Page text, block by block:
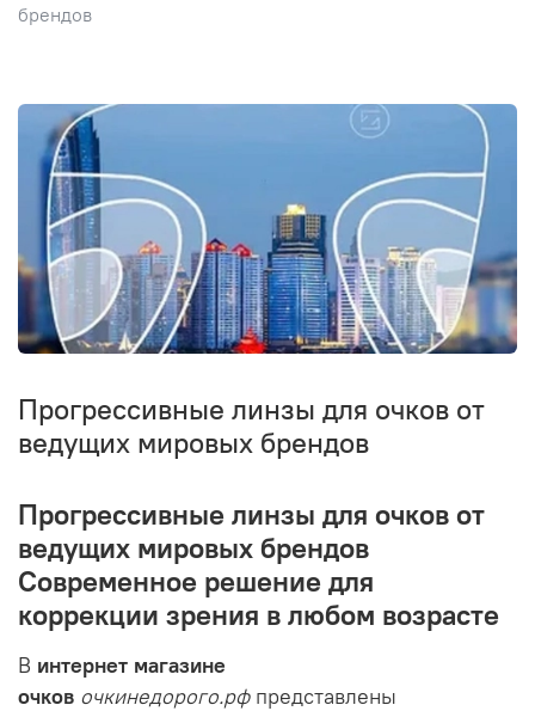
брендов
Прогрессивные линзы для очков от
ведущих мировых брендов
Прогрессивные линзы для очков от
ведущих мировых брендов
Современное решение для
коррекции зрения в любом возрасте
В интернет магазине
очков очкинедорого.рф представлены